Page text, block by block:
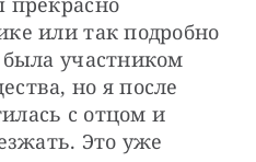
или так подробно
участником
но я после
с отцом и
Это уже